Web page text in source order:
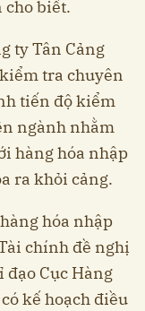
cho biết.
ty Tân Cảng
tra chuyên
tiến độ kiểm
ngành nhằm
hàng hóa nhập
ra khỏi cảng.
hóa nhập
chính đề nghị
đạo Cục Hàng
kế hoạch điều